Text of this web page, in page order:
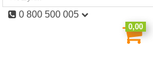
0,00
0 800 500 005